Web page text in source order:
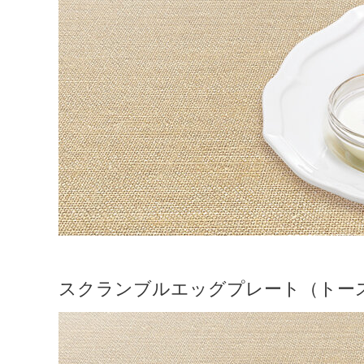
スクランブルエッグプレート（トー